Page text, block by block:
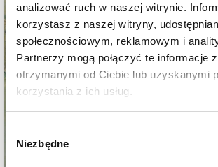
analizować ruch w naszej witrynie.
korzystasz z naszej witryny,
społecznościowym, reklamowym i
Partnerzy mogą połączyć te informacje
otrzymanymi od Ciebie lub uzyskanymi
korzystania z ich usług.
zgody
Niezbędne